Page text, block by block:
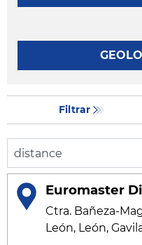
Filtrar
Euromaster
Ctra. Bañeza-
León, León,